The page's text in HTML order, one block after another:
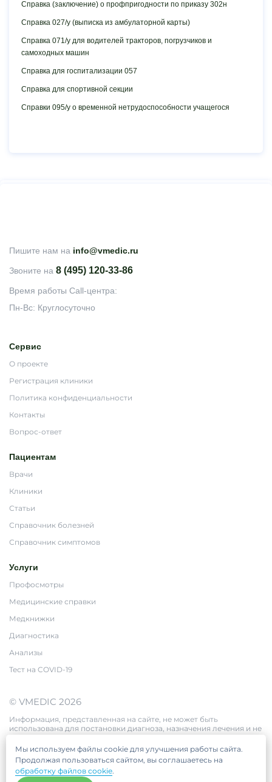
Справка (заключение) о профпригодности по приказу 302н
Справка 027/у (выписка из амбулаторной карты)
Справка 071/у для водителей тракторов, погрузчиков и
самоходных машин
Справка для госпитализации 057
Справка для спортивной секции
Справки 095/у о временной нетрудоспособности учащегося
Сервис
О проекте
Регистрация клиники
Политика конфиденциальности
Контакты
Вопрос-ответ
Пациентам
Врачи
Клиники
Статьи
Справочник болезней
Справочник симптомов
Услуги
Профосмотры
Медицинские справки
Медкнижки
Диагностика
Анализы
Тест на COVID-19
Пишите нам на info@vmedic.ru
Звоните на 8 (495) 120-33-86
Время работы Call-центра:
Пн-Вс: Круглосуточно
© VMEDIC 2026
Информация, представленная на сайте, не может быть
использована для постановки диагноза, назначения лечения и не
заменяет прием врача.
Цены, приведённые на сайте, не окончательные, не являются
публичной офертой и носят информационный характер.
Мы используем файлы cookie для улучшения работы сайта.
Продолжая пользоваться сайтом, вы соглашаетесь на
обработку файлов cookie.